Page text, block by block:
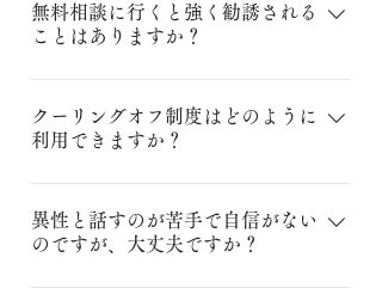
して活動していただくために、入会
時には必ずご提出をお願いしていま
す。
軽にご質問ください。無料相談フォ
ームからご予約いただけますので、
無料相談に行くと強く勧誘される
ことはありますか？
ご安心ください！信頼を大切にして
いるため、強引な勧誘は一切行いま
せん。無料相談では、ご希望条件に
相談所のサポート内容をご説明させ
ていただきますので、安心してお越
クーリングオフ制度はどのように
利用できますか？
はい、もちろんご利用いただけま
す！入会申込契約書をいただいた日
を含む8日間以内であれば、どのよう
異性と話すのが苦手で自信がない
のですが、大丈夫ですか？